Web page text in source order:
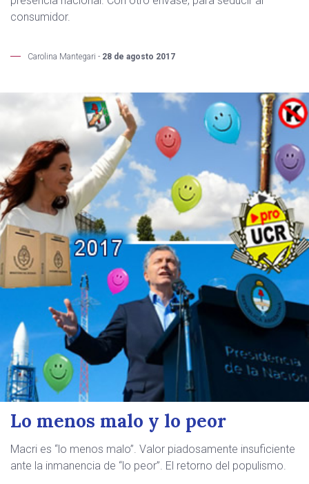
consumidor.
Carolina Mantegari - 28 de agosto 2017
Lo menos malo y lo peor
Macri es “lo menos malo”. Valor piadosamente insuficiente
ante la inmanencia de “lo peor”. El retorno del populismo.